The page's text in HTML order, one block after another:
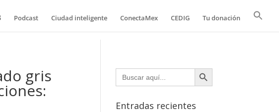
Podcast Ciudad inteligente ConectaMex CEDIG Tu donación
gris Buscar: Botón de búsqueda
Entradas recientes